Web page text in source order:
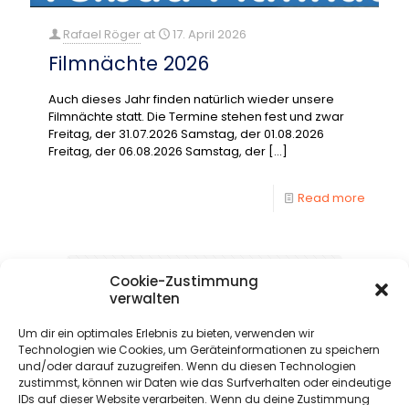
Cookie-Zustimmung
verwalten
Um dir ein optimales Erlebnis zu bieten, verwenden wir
Technologien wie Cookies, um Geräteinformationen zu speichern
und/oder darauf zuzugreifen. Wenn du diesen Technologien
zustimmst, können wir Daten wie das Surfverhalten oder eindeutige
IDs auf dieser Website verarbeiten. Wenn du deine Zustimmung
Rafael Röger at 17. April 2026
Filmnächte 2026
Auch dieses Jahr finden natürlich wieder unsere
Filmnächte statt. Die Termine stehen fest und zwar
Freitag, der 31.07.2026 Samstag, der 01.08.2026
Freitag, der 06.08.2026 Samstag, der […]
Read more
2 3 4 5 6